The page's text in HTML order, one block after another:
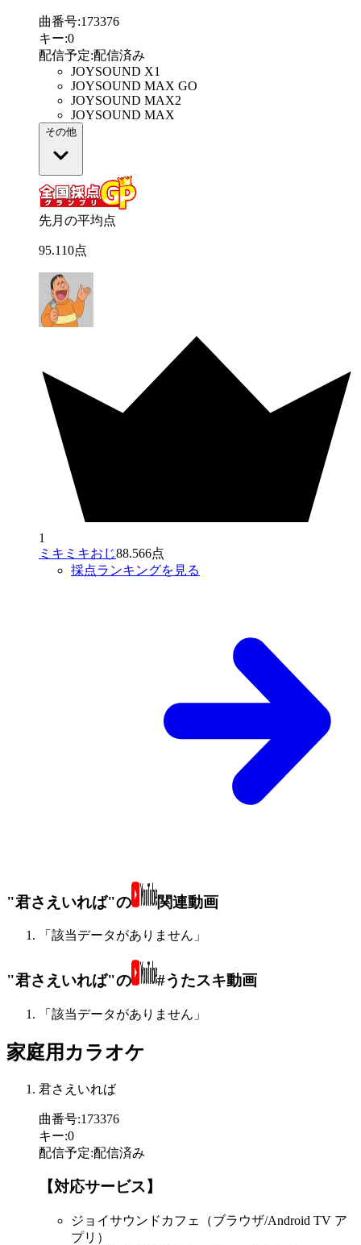
曲番号:173376
キー:0
配信予定:配信済み
JOYSOUND X1
JOYSOUND MAX GO
JOYSOUND MAX2
JOYSOUND MAX
その他
先月の平均点
95.110点
1
ミキミキおじ88.566点
採点ランキングを見る
"君さえいれば"の 関連動画
「該当データがありません」
"君さえいれば"の #うたスキ動画
「該当データがありません」
家庭用カラオケ
君さえいれば
曲番号:173376
キー:0
配信予定:配信済み
【対応サービス】
ジョイサウンドカフェ（ブラウザ/Android TV ア
プリ）